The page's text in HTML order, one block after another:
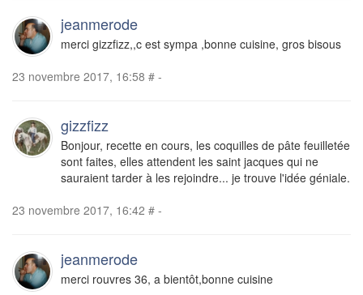
jeanmerode
merci gizzfizz,,c est sympa ,bonne cuisine, gros bisous
23 novembre 2017, 16:58 # -
gizzfizz
Bonjour, recette en cours, les coquilles de pâte feuilletée
sont faites, elles attendent les saint jacques qui ne
sauraient tarder à les rejoindre... je trouve l'idée géniale.
23 novembre 2017, 16:42 # -
jeanmerode
merci rouvres 36, a bientôt,bonne cuisine